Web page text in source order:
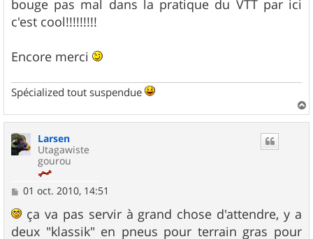
bouge pas mal dans la pratique du VTT par ici
c'est cool!!!!!!!!!
Encore merci
Spécialized tout suspendue
a
Larsen
Utagawiste
gourou
M
s
a
01 oct. 2010, 14:51
ça va pas servir à grand chose d'attendre, y a
deux "klassik" en pneus pour terrain gras pour